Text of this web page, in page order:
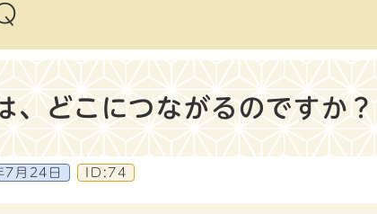
、どこにつながるのですか？
7月24日 ID:74